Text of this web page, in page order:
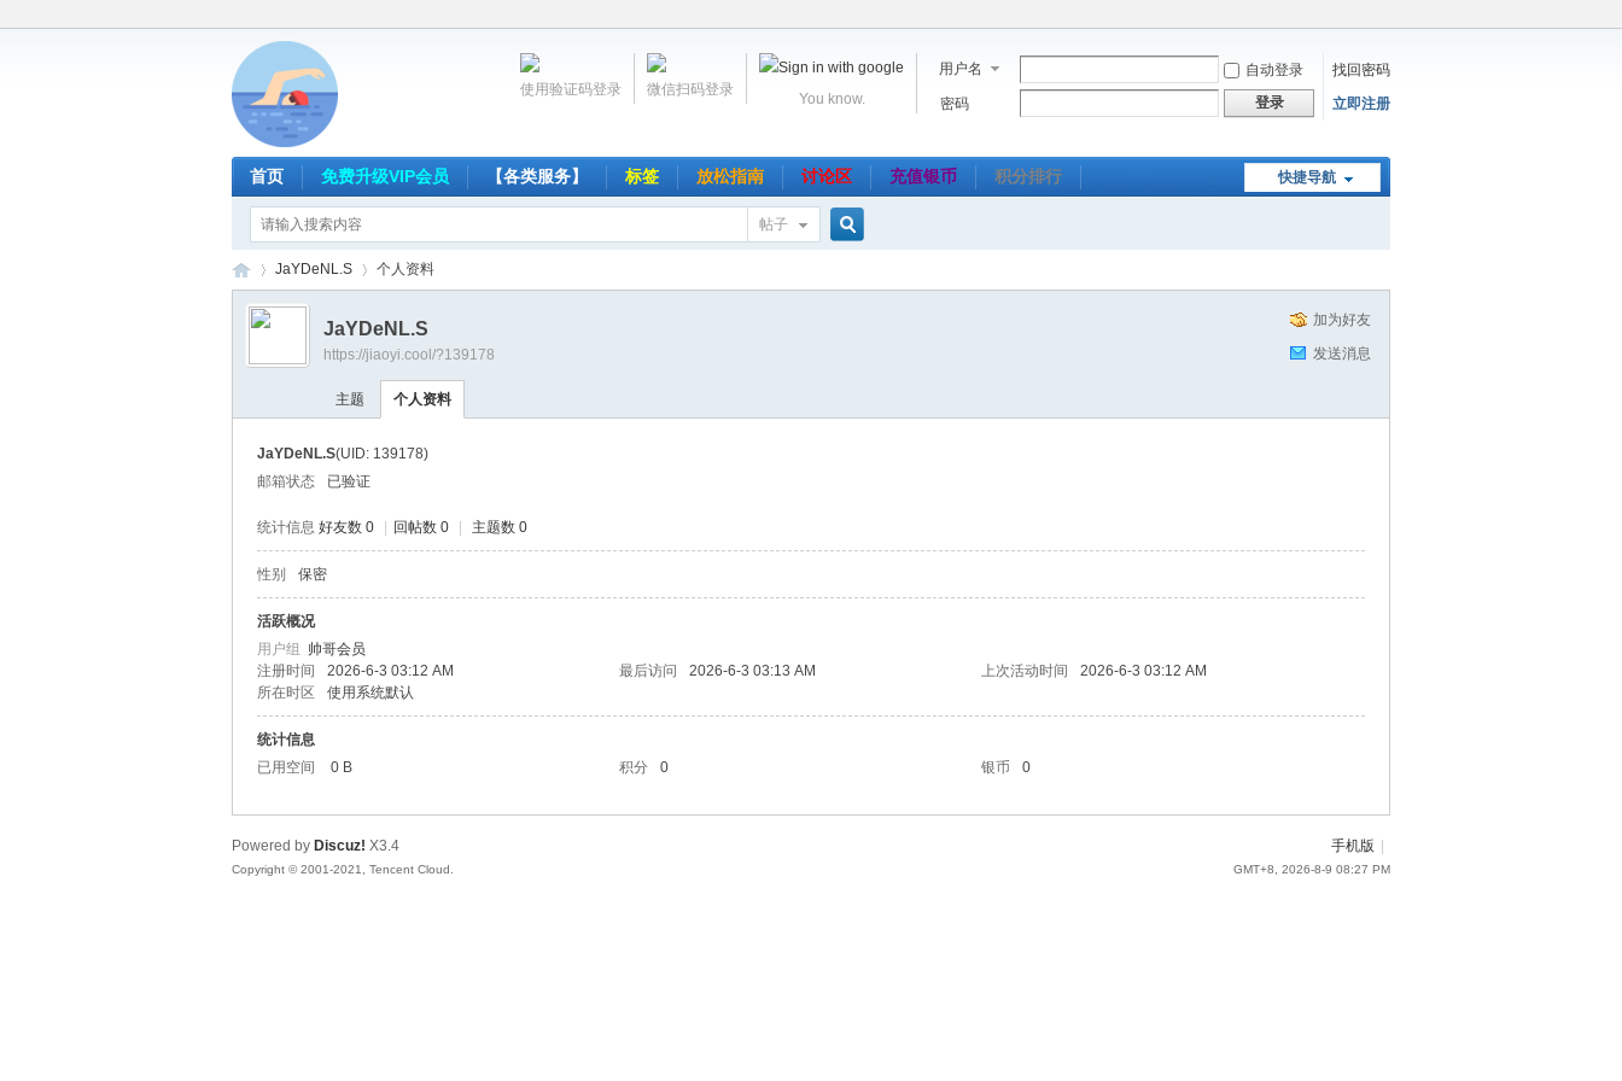
用户名 自动登录
找回密码
密码
登录 立即注册
You know.
微信扫码登录
使用验证码登录
快捷导航
首页 免费升级VIP会员 【各类服务】 标签 放松指南 讨论区 充值银币 积分排行
帖子
网
›
JaYDeNL.S 个人资料
加为好友
发送消息
JaYDeNL.S
https://jiaoyi.cool/?139178
主题 个人资料
JaYDeNL.S(UID: 139178)
邮箱状态
已验证
统计信息 好友数 0 回帖数 0 主题数 0
性别 保密
活跃概况
用户组 帅哥会员
注册时间
2026-6-3 03:12 AM 最后访问 2026-6-3 03:13 AM 上次活动时间
2026-6-3 03:12 AM
所在时区
使用系统默认
统计信息
已用空间
0 B 积分 0 银币 0
手机版
GMT+8, 2026-8-9 08:27 PM
Powered by Discuz! X3.4
Copyright © 2001-2021, Tencent Cloud.